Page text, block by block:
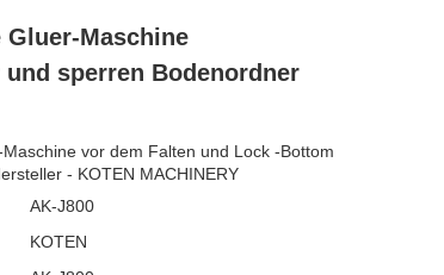
Maschine
sperren Bodenordner
vor dem Falten und Lock -Bottom
- KOTEN MACHINERY
AK-J800
KOTEN